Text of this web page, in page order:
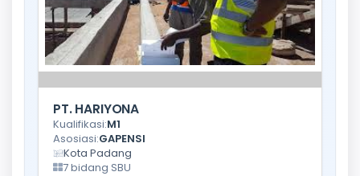
PT. HARIYONA
Kualifikasi:M1
Asosiasi:GAPENSI
Kota Padang
7 bidang SBU